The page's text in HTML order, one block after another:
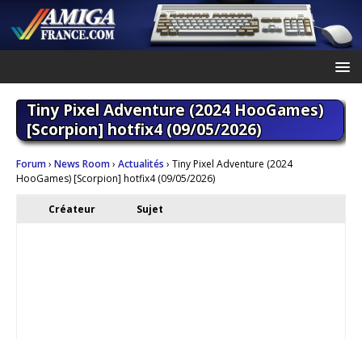
Tiny Pixel Adventure (2024 HooGames)
[Scorpion] hotfix4 (09/05/2026)
Forum› News Room› Actualités › Tiny Pixel Adventure (2024
HooGames) [Scorpion] hotfix4 (09/05/2026)
Créateur Sujet